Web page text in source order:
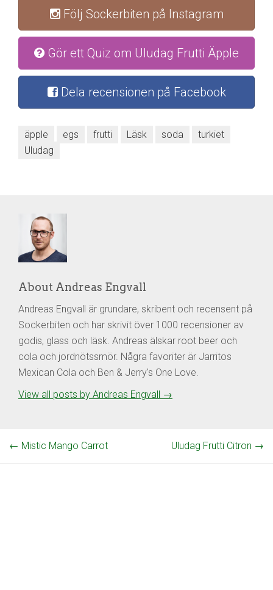
Följ Sockerbiten på Instagram
Gör ett Quiz om Uludag Frutti Äpple
Dela recensionen på Facebook
äpple egs frutti Läsk soda
turkiet
Uludag
About Andreas Engvall
Andreas Engvall är grundare, skribent och recensent på
Sockerbiten och har skrivit över 1000 recensioner av
godis, glass och läsk. Andreas älskar root beer och
cola och jordnötssmör. Några favoriter är Jarritos
Mexican Cola och Ben & Jerry's One Love.
View all posts by Andreas Engvall
→
← Mistic Mango Carrot Uludag Frutti Citron →